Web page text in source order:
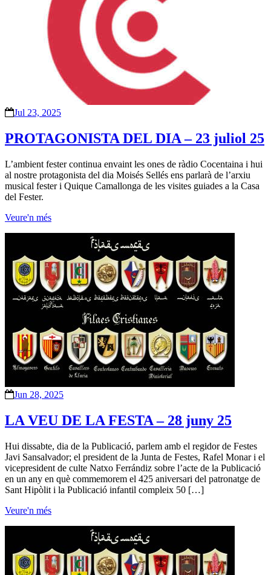
Jul 23, 2025
PROTAGONISTA DEL DIA – 23 juliol 25
L’ambient fester continua envaint les ones de ràdio Cocentaina i hui
al nostre protagonista del dia Moisés Sellés ens parlarà de l’arxiu
musical fester i Quique Camallonga de les visites guiades a la Casa
del Fester.
Veure'n més
Jun 28, 2025
LA VEU DE LA FESTA – 28 juny 25
Hui dissabte, dia de la Publicació, parlem amb el regidor de Festes
Javi Sansalvador; el president de la Junta de Festes, Rafel Monar i el
vicepresident de culte Natxo Ferrándiz sobre l’acte de la Publicació
en un any en què commemorem el 425 aniversari del patronatge de
Sant Hipòlit i la Publicació infantil compleix 50 […]
Veure'n més